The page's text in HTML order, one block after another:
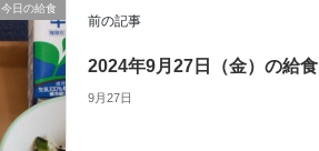
今日の給食
前の記事
2024年9月27日（金）の給食
9月27日